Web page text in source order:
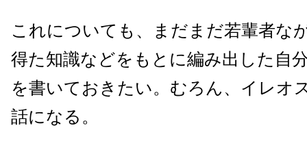
これについても、まだまだ若輩者な
得た知識などをもとに編み出した自
を書いておきたい。むろん、イレオ
話になる。